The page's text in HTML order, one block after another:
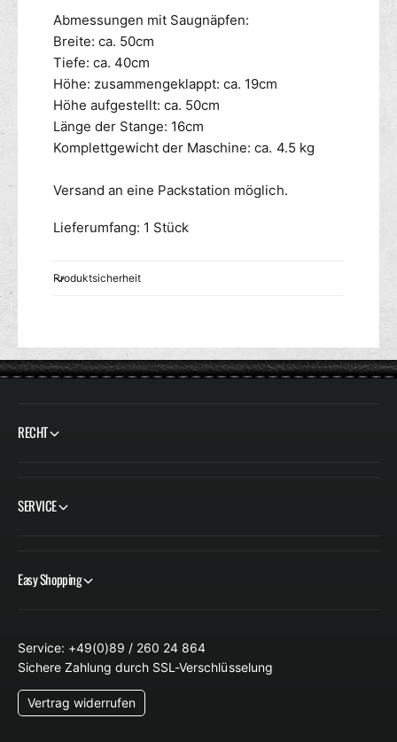
Abmessungen mit Saugnäpfen:
Breite: ca. 50cm
Tiefe: ca. 40cm
Höhe: zusammengeklappt: ca. 19cm
Höhe aufgestellt: ca. 50cm
Länge der Stange: 16cm
Komplettgewicht der Maschine: ca. 4.5 kg
Versand an eine Packstation möglich.
Lieferumfang: 1 Stück
Produktsicherheit
RECHT
SERVICE
Easy Shopping
Service: +49(0)89 / 260 24 864
Sichere Zahlung durch SSL-Verschlüsselung
Vertrag widerrufen